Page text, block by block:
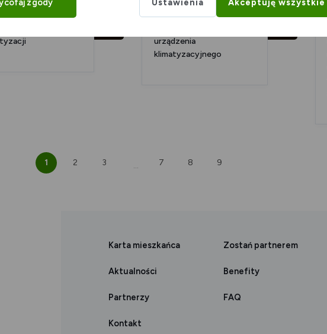
urządzenia
klimatyzacyjnego
1 2 3 ... 7 8 9
Karta mieszkańca Zostań partnerem
Aktualności Benefity
Partnerzy FAQ
Kontakt